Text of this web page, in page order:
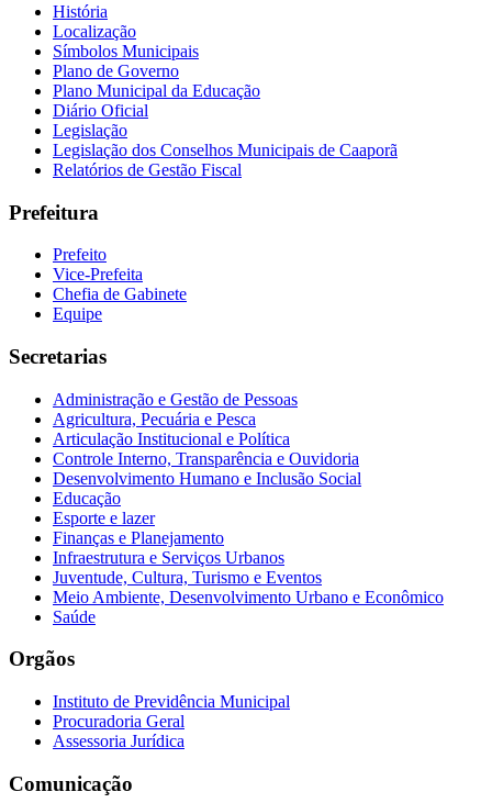
História
Localização
Símbolos Municipais
Plano de Governo
Plano Municipal da Educação
Diário Oficial
Legislação
Legislação dos Conselhos Municipais de Caaporã
Relatórios de Gestão Fiscal
Prefeitura
Prefeito
Vice-Prefeita
Chefia de Gabinete
Equipe
Secretarias
Administração e Gestão de Pessoas
Agricultura, Pecuária e Pesca
Articulação Institucional e Política
Controle Interno, Transparência e Ouvidoria
Desenvolvimento Humano e Inclusão Social
Educação
Esporte e lazer
Finanças e Planejamento
Infraestrutura e Serviços Urbanos
Juventude, Cultura, Turismo e Eventos
Meio Ambiente, Desenvolvimento Urbano e Econômico
Saúde
Orgãos
Instituto de Previdência Municipal
Procuradoria Geral
Assessoria Jurídica
Comunicação